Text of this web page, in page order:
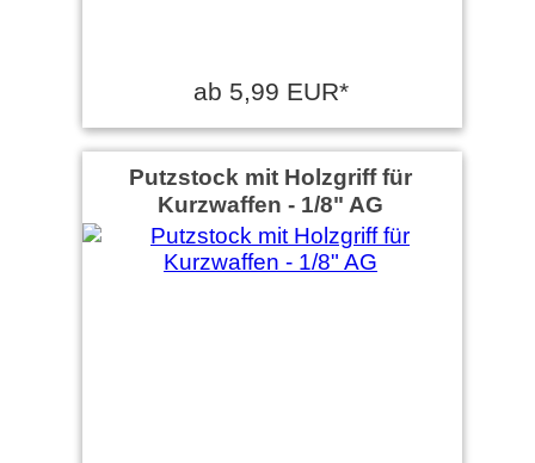
ab 5,99 EUR*
Putzstock mit Holzgriff für
Kurzwaffen - 1/8" AG